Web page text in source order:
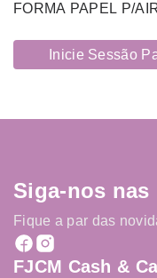
FORMA PAPEL P/
Inicie Sessão
Siga-nos nas
Fique a par das
FJCM Cash &